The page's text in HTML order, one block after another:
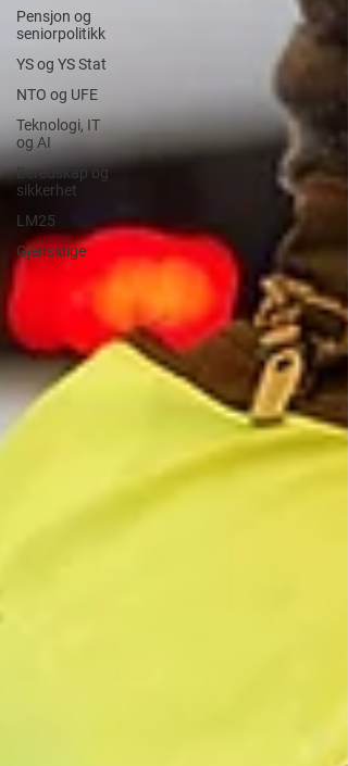
Pensjon og
seniorpolitikk
YS og YS Stat
NTO og UFE
Teknologi, IT
og AI
Beredskap og
sikkerhet
LM25
Gjensidige